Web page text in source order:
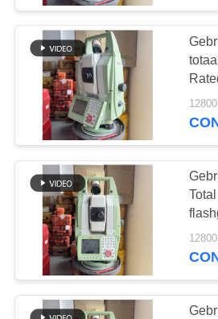
FABRIEKSREIS
CONTACTEER
ONS
VERZOEK
OM EEN
CITAAT
SITEMAP
Delen van
Post
totale
1G